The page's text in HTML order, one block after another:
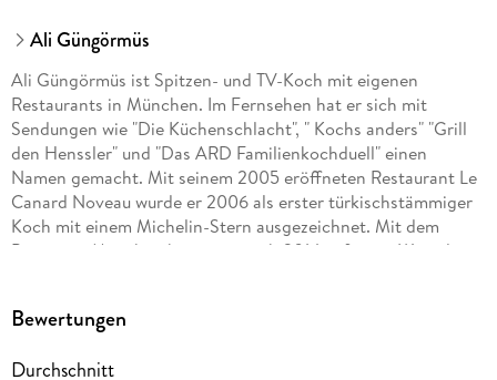
Ali Güngörmüs
Ali Güngörmüs ist Spitzen- und TV-Koch mit eigenen
Restaurants in München. Im Fernsehen hat er sich mit
Sendungen wie "Die Küchenschlacht", " Kochs anders" "Grill
den Henssler" und "Das ARD Familienkochduell" einen
Namen gemacht. Mit seinem 2005 eröffneten Restaurant Le
Canard Noveau wurde er 2006 als erster türkischstämmiger
Koch mit einem Michelin-Stern ausgezeichnet. Mit dem
Pageou in München besann er sich 2014 auf seine Wurzeln
Bewertungen
Durchschnitt